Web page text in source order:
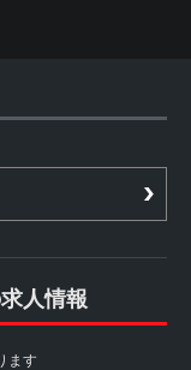
人情報
ます